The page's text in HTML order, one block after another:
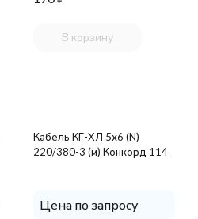
В корзину
Кабель КГ-ХЛ 5х6 (N)
220/380-3 (м) Конкорд 114
Цена по запросу